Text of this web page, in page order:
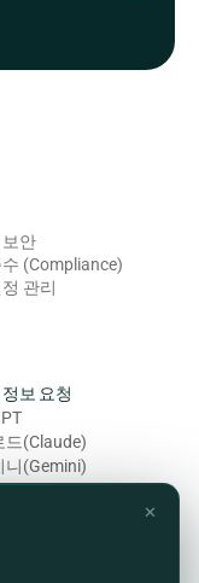
안
(Compliance)
관리
보 요청
드(Claude)
니(Gemini)
(Grok)
✕